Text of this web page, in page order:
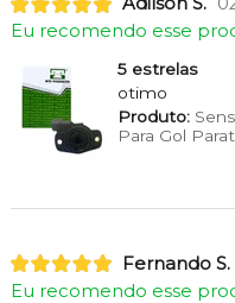
Eu recomendo esse
5 estrelas
otimo
Produto:
Para Gol
Fernando S.
Eu recomendo esse